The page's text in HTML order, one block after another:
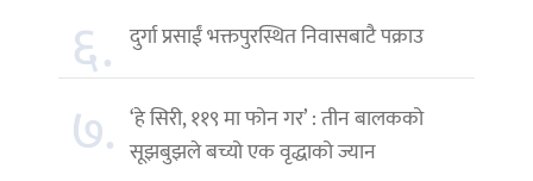
६. दुर्गा प्रसाईं भक्तपुरस्थित निवासबाटै पक्राउ
७. ‘हे सिरी, ११९ मा फोन गर’ : तीन बालकको
सूझबुझले बच्यो एक वृद्धाको ज्यान